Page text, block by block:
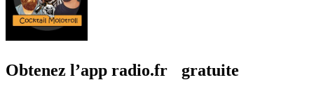
Obtenez l’app radio.fr gratuite